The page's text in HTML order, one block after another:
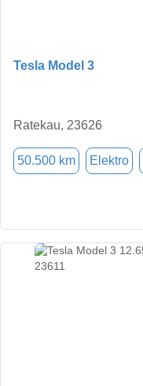
Tesla Model 3
Ratekau, 23626
50.500 km Elektro